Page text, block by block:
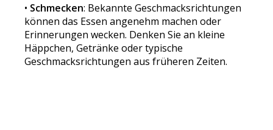
• Schmecken: Bekannte Geschmacksrichtungen
können das Essen angenehm machen oder
Erinnerungen wecken. Denken Sie an kleine
Häppchen, Getränke oder typische
Geschmacksrichtungen aus früheren Zeiten.